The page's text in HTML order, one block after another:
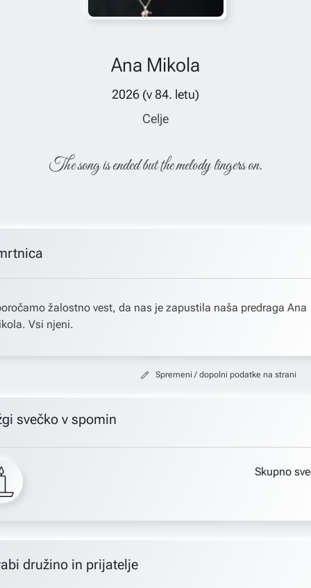
Ana Mikola
2026 (v 84. letu)
Celje
The song is ended but the melody lingers on.
žalostno vest, da nas je zapustila naša predraga Ana
Vsi njeni.
Spremeni / dopolni podatke na strani
svečko v spomin
Skupno
družino in prijatelje